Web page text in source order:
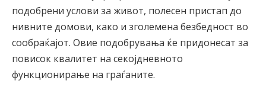
подобрени услови за живот, полесен пристап до
нивните домови, како и зголемена безбедност во
сообраќајот. Овие подобрувања ќе придонесат за
повисок квалитет на секојдневното
функционирање на граѓаните.